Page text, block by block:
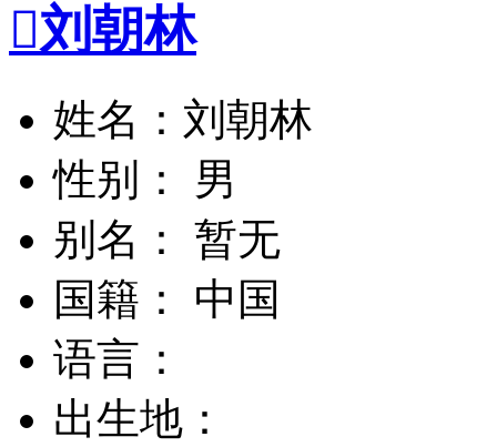
刘朝林
姓名：刘朝林
性别： 男
别名： 暂无
国籍： 中国
语言：
出生地：